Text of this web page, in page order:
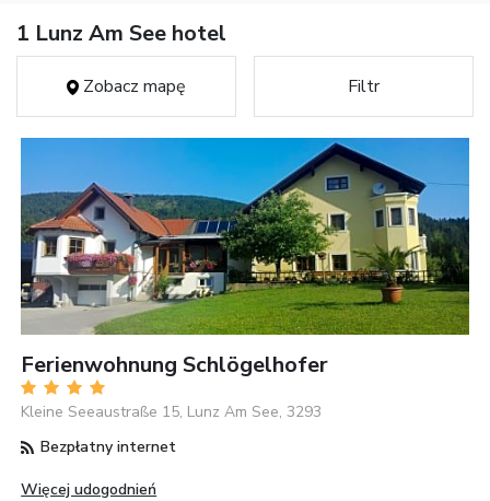
1 Lunz Am See hotel
Zobacz mapę Filtr
Ferienwohnung Schlögelhofer
Kleine Seeaustraße 15, Lunz Am See, 3293
Bezpłatny internet
Więcej udogodnień